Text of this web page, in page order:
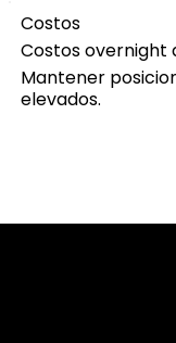
Costos
Costos overnight
Mantener
elevados.